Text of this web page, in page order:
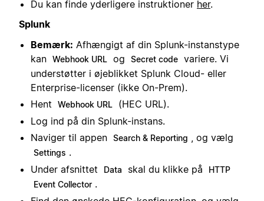
Du kan finde yderligere instruktioner her.
Splunk
Bemærk: Afhængigt af din Splunk-instanstype
kan Webhook URL og Secret code variere. Vi
understøtter i øjeblikket Splunk Cloud- eller
Enterprise-licenser (ikke On-Prem).
Hent
Webhook URL
(HEC URL).
Log ind på din Splunk-instans.
Naviger til appen Search & Reporting , og vælg
Settings .
Under afsnittet
Data skal du klikke på
HTTP
Event Collector .